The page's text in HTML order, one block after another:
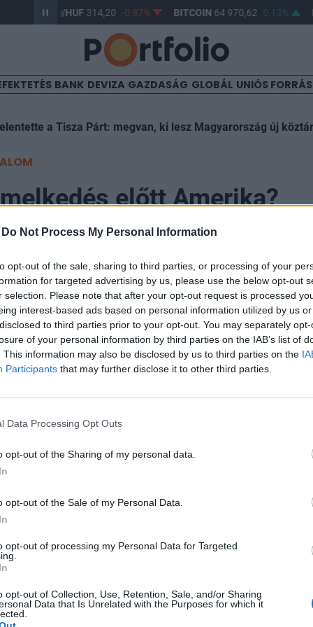
Do Not Process My Personal Information
opt-out of the sale, sharing to third parties, or processing of your
for targeted advertising by us, please use the below opt-out
selection. Please note that after your opt-out request is processed
interest-based ads based on personal information utilized by us
to third parties prior to your opt-out. You may separately
of your personal information by third parties on the IAB’s list of
This information may also be disclosed by us to third parties on the
Participants that may further disclose it to other third parties.
Data Processing Opt Outs
opt-out of the Sharing of my personal data.
opt-out of the Sale of my Personal Data.
opt-out of processing my Personal Data for Targeted
opt-out of Collection, Use, Retention, Sale, and/or Sharing
Data that Is Unrelated with the Purposes for which it
USD/HUF314,20 -0,87% BITCOIN64 970,62 0,13%
BANK DEVIZA GAZDASÁG GLOBÁL UNIÓS
a Tisza Párt: megvan, ki lesz Magyarország új
előtt Amerika?
bontakoztak ma ki az amerikai
10, az S&P 1,1 a Nasdaq 3,25 pontos emelkedést
örülnek a többségében várakozásokat meghaladó
a holnapi átfogó munkaerőpiaci jelentés előtt még
holnapi amerikai átfogó munkaerőpiaci jelentés előtt korlátos
portfolio.hu hírarchívumához tartozik, melynek olvasása
tartalmazza:
cikkarchívum
elmúlt 2 év napon belüli